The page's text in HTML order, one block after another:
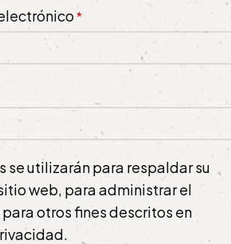
*
se utilizarán para respaldar su
web, para administrar el
otros fines descritos en
.